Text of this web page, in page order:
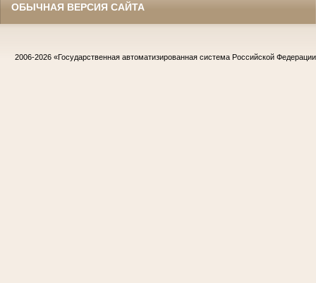
ОБЫЧНАЯ ВЕРСИЯ САЙТА
2006-2026 «Государственная автоматизированная система Российской